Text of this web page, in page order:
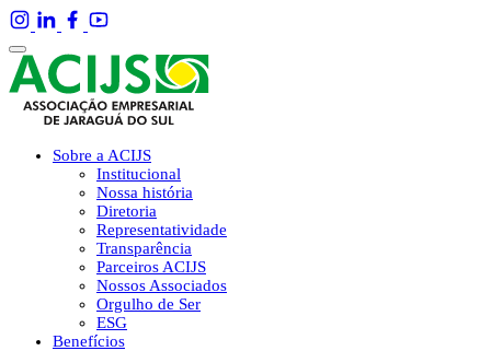
Sobre a ACIJS
Institucional
Nossa história
Diretoria
Representatividade
Transparência
Parceiros ACIJS
Nossos Associados
Orgulho de Ser
ESG
Benefícios